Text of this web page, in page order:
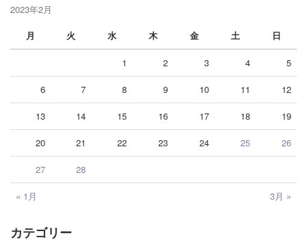
2023年2月
月
火 水 木 金 土 日
« 1月 3月 »
1 2 3 4 5
6 7 8 9 10 11 12
13 14 15 16 17 18 19
20 21 22 23 24 25 26
27 28
カテゴリー